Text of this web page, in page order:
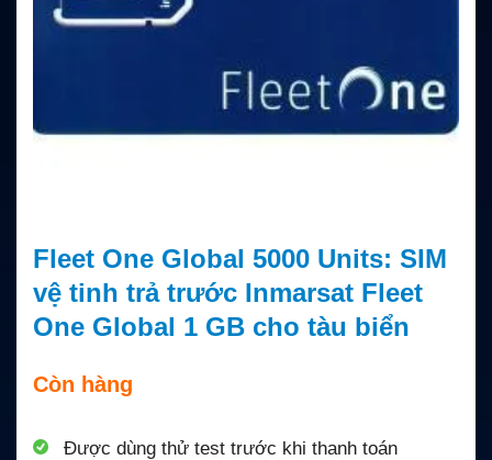
Fleet One Global 5000 Units: SIM
vệ tinh trả trước Inmarsat Fleet
One Global 1 GB cho tàu biển
Còn hàng
Được dùng thử test trước khi thanh toán